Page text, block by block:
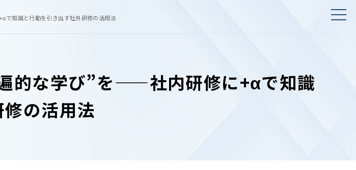
で知識と行動を引き出す社外研修の活用法
的な学び”を——社内研修に+αで知識
の活用法